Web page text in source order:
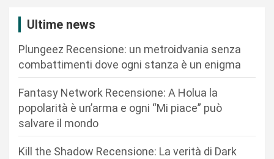
Ultime news
Plungeez Recensione: un metroidvania senza
combattimenti dove ogni stanza è un enigma
Fantasy Network Recensione: A Holua la
popolarità è un’arma e ogni “Mi piace” può
salvare il mondo
Kill the Shadow Recensione: La verità di Dark